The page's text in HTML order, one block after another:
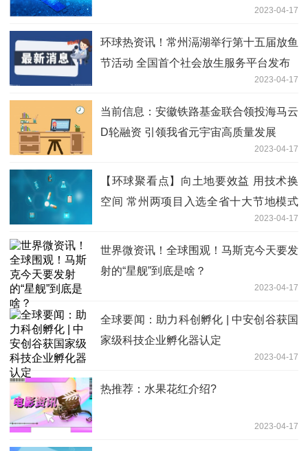
2023-04-17
环球热资讯！常州滆湖举行第十五届放鱼
节活动 全国首个社会放生服务平台发布
2023-04-17
当前信息：安徽铁路基金联合领投海马云
D轮融资 引领我省元宇宙高质量发展
2023-04-17
【环球聚看点】向土地要效益 用技术换
空间 常州两项目入选全省十大节地模式
2023-04-17
世界微资讯！全球围观！马斯克今天要发
射的“星舰”到底是啥？
2023-04-17
全球要闻：助力科创孵化 | 中安创谷获国
家级科技企业孵化器认定
2023-04-17
热推荐：水果花红介绍?
2023-04-17